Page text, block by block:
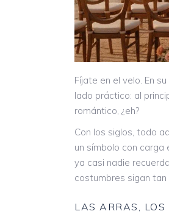
Fíjate en el velo. En
lado práctico: al
romántico, ¿eh?
Con los siglos, todo
un símbolo con carga
ya casi nadie
costumbres sigan tan
LAS ARRAS,